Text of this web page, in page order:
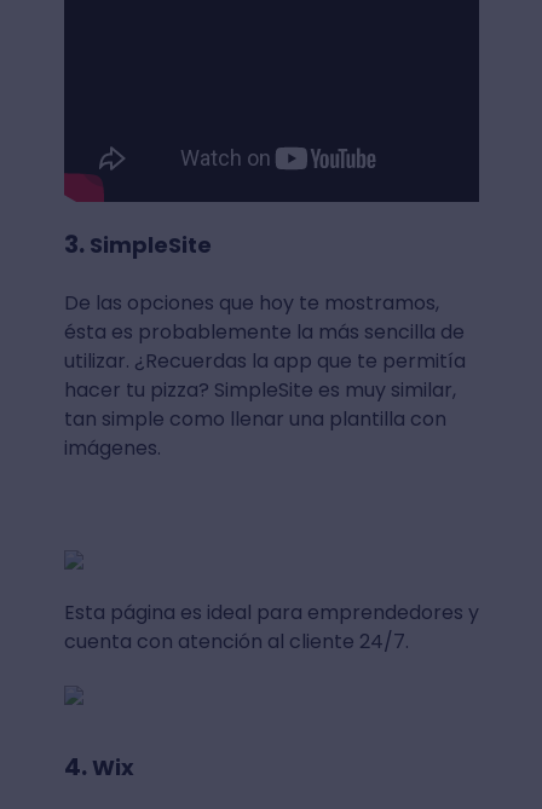
3. SimpleSite
De las opciones que hoy te mostramos,
ésta es probablemente la más sencilla de
utilizar. ¿Recuerdas la app que te permitía
hacer tu pizza? SimpleSite es muy similar,
tan simple como llenar una plantilla con
imágenes.
Esta página es ideal para emprendedores y
cuenta con atención al cliente 24/7.
4. Wix